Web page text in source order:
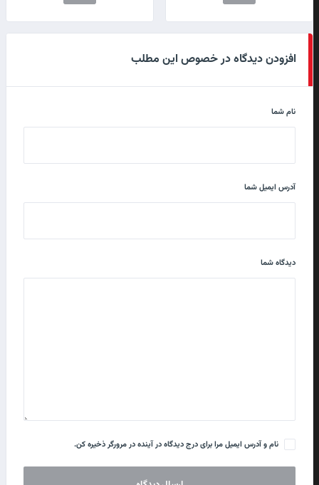
افزودن دیدگاه در خصوص این مطلب
نام شما
آدرس ایمیل شما
دیدگاه شما
نام و آدرس ایمیل مرا برای درج دیدگاه در آینده در مرورگر ذخیره کن.